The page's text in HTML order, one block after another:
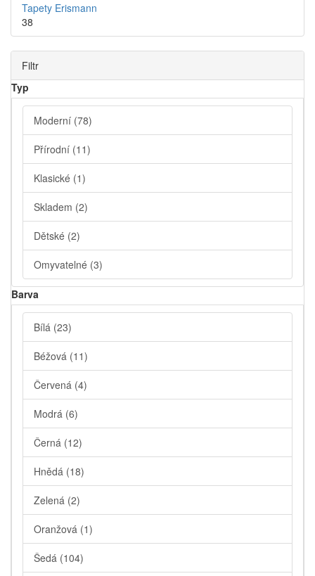
Tapety Erismann
38
Filtr
Typ
Moderní (78)
Přírodní (11)
Klasické (1)
Skladem (2)
Dětské (2)
Omyvatelné (3)
Barva
Bílá (23)
Béžová (11)
Červená (4)
Modrá (6)
Černá (12)
Hnědá (18)
Zelená (2)
Oranžová (1)
Šedá (104)